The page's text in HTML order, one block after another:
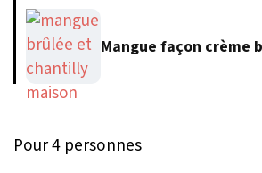
Mangue façon crème
Pour 4 personnes